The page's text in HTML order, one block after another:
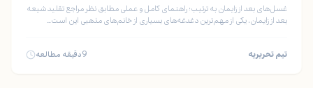
غسل‌های بعد از زایمان به ترتیب؛ راهنمای کامل و عملی مطابق نظر مراجع تقلید شیعه
بعد از زایمان، یکی از مهم‌ترین دغدغه‌های بسیاری از خانم‌های مذهبی این است…
تیم تحریریه 9دقیقه مطالعه